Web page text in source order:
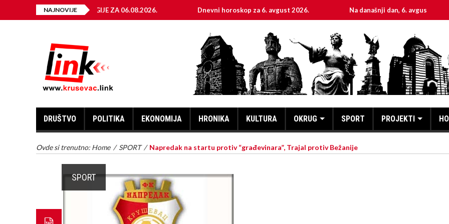
NAJNOVIJE
ELEKTRIČNE ENERGIJE ZA 06.08.2026. Dnevni horoskop za 6. avgust 2026. Na današnji dan, 6. avgust
DRUŠTVO POLITIKA EKONOMIJA HRONIKA KULTURA OKRUG SPORT PROJEKTI
Ovde si trenutno: Home / SPORT / Napredak na startu protiv “građevinara”, Trajal protiv Bežanije
SPORT